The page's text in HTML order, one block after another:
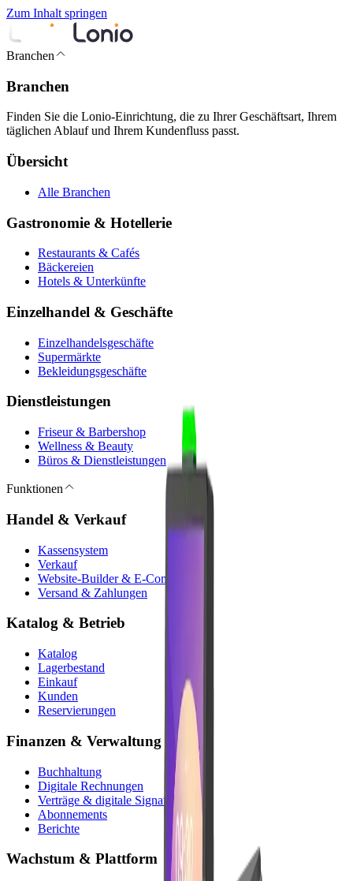
Zum Inhalt springen
Branchen
Branchen
Finden Sie die Lonio-Einrichtung, die zu Ihrer Geschäftsart, Ihrem
täglichen Ablauf und Ihrem Kundenfluss passt.
Übersicht
Alle Branchen
Gastronomie & Hotellerie
Restaurants & Cafés
Bäckereien
Hotels & Unterkünfte
Einzelhandel & Geschäfte
Einzelhandelsgeschäfte
Supermärkte
Bekleidungsgeschäfte
Dienstleistungen
Friseur & Barbershop
Wellness & Beauty
Büros & Dienstleistungen
Funktionen
Handel & Verkauf
Kassensystem
Verkauf
Website-Builder & E-Commerce
Versand & Zahlungen
Katalog & Betrieb
Katalog
Lagerbestand
Einkauf
Kunden
Reservierungen
Finanzen & Verwaltung
Buchhaltung
Digitale Rechnungen
Verträge & digitale Signatur
Abonnements
Berichte
Wachstum & Plattform